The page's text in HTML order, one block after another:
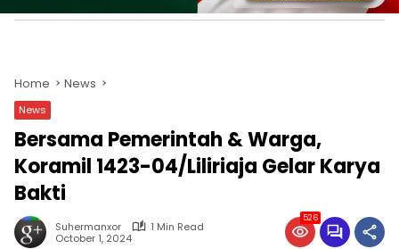
Home News
News
Bersama Pemerintah & Warga,
Koramil 1423-04/Liliriaja Gelar Karya
Bakti
Suhermanxor
1 Min Read
October 1, 2024
526